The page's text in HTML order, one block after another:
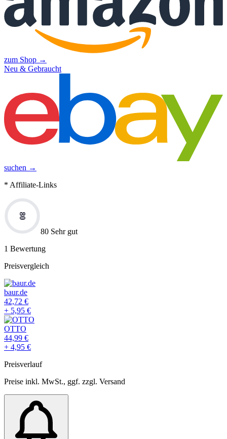
zum Shop →
Neu & Gebraucht
suchen →
* Affiliate-Links
80
80 Sehr gut
1 Bewertung
Preisvergleich
baur.de
42,72 €
+ 5,95 €
OTTO
44,99 €
+ 4,95 €
Preisverlauf
Preise inkl. MwSt., ggf. zzgl. Versand